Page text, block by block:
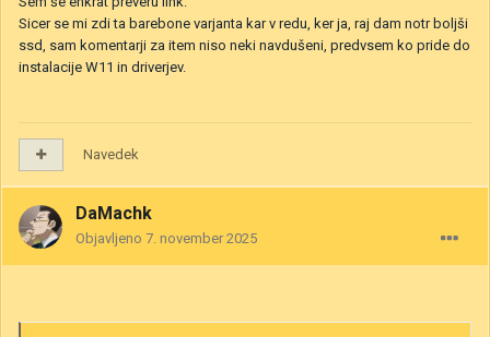
Sicer se mi zdi ta barebone varjanta kar v redu, ker ja, raj dam notr boljši
ssd, sam komentarji za item niso neki navdušeni, predvsem ko pride do
instalacije W11 in driverjev.
Navedek
DaMachk
Objavljeno 7. november 2025